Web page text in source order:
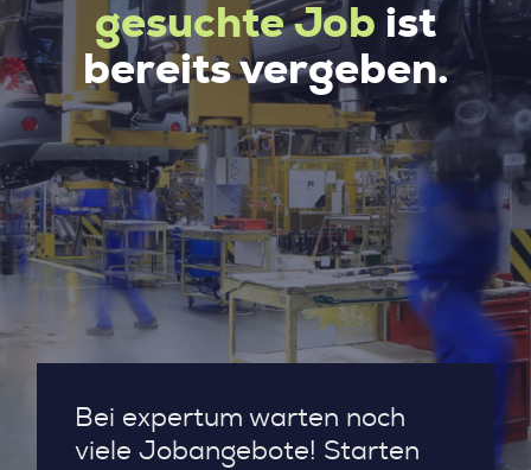
gesuchte Job ist
bereits vergeben.
Bei expertum warten noch
viele Jobangebote! Starten